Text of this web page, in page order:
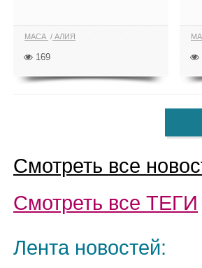
МАСА АЛИЯ
169
Смотреть все
Смотреть все ТЕГИ
Лента новостей: